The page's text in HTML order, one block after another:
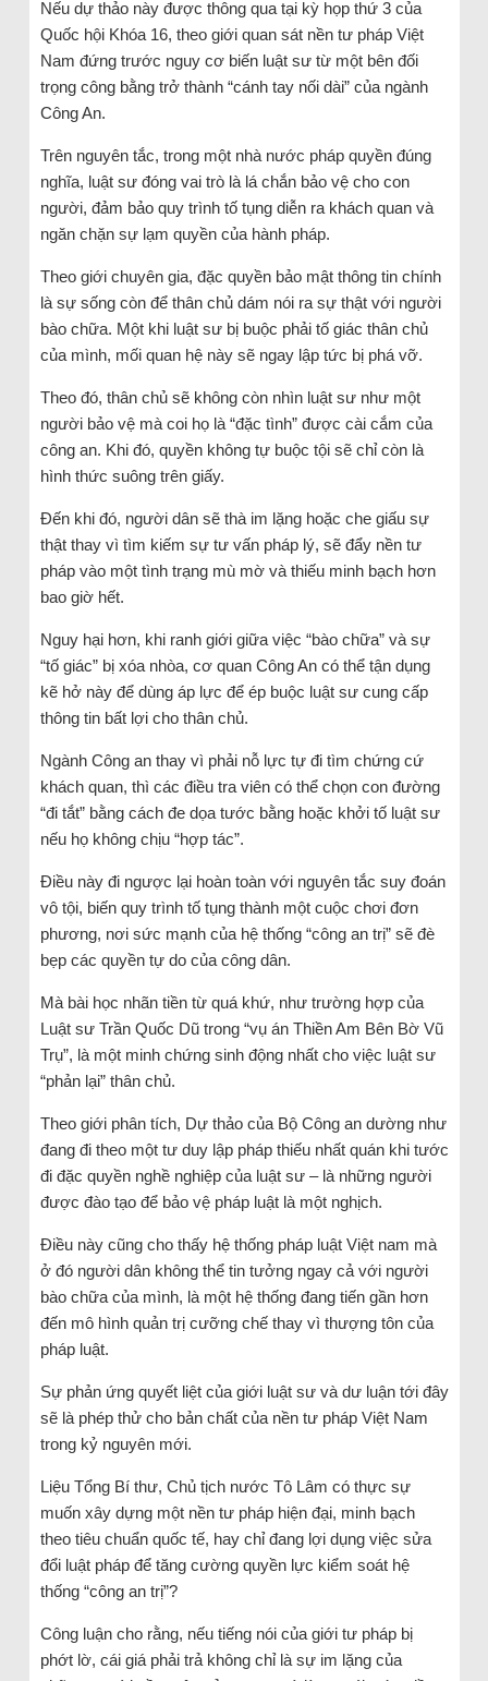
Nếu dự thảo này được thông qua tại kỳ họp thứ 3 của
Quốc hội Khóa 16, theo giới quan sát nền tư pháp Việt
Nam đứng trước nguy cơ biến luật sư từ một bên đối
trọng công bằng trở thành “cánh tay nối dài” của ngành
Công An.
Trên nguyên tắc, trong một nhà nước pháp quyền đúng
nghĩa, luật sư đóng vai trò là lá chắn bảo vệ cho con
người, đảm bảo quy trình tố tụng diễn ra khách quan và
ngăn chặn sự lạm quyền của hành pháp.
Theo giới chuyên gia, đặc quyền bảo mật thông tin chính
là sự sống còn để thân chủ dám nói ra sự thật với người
bào chữa. Một khi luật sư bị buộc phải tố giác thân chủ
của mình, mối quan hệ này sẽ ngay lập tức bị phá vỡ.
Theo đó, thân chủ sẽ không còn nhìn luật sư như một
người bảo vệ mà coi họ là “đặc tình” được cài cắm của
công an. Khi đó, quyền không tự buộc tội sẽ chỉ còn là
hình thức suông trên giấy.
Đến khi đó, người dân sẽ thà im lặng hoặc che giấu sự
thật thay vì tìm kiếm sự tư vấn pháp lý, sẽ đẩy nền tư
pháp vào một tình trạng mù mờ và thiếu minh bạch hơn
bao giờ hết.
Nguy hại hơn, khi ranh giới giữa việc “bào chữa” và sự
“tố giác” bị xóa nhòa, cơ quan Công An có thể tận dụng
kẽ hở này để dùng áp lực để ép buộc luật sư cung cấp
thông tin bất lợi cho thân chủ.
Ngành Công an thay vì phải nỗ lực tự đi tìm chứng cứ
khách quan, thì các điều tra viên có thể chọn con đường
“đi tắt” bằng cách đe dọa tước bằng hoặc khởi tố luật sư
nếu họ không chịu “hợp tác”.
Điều này đi ngược lại hoàn toàn với nguyên tắc suy đoán
vô tội, biến quy trình tố tụng thành một cuộc chơi đơn
phương, nơi sức mạnh của hệ thống “công an trị” sẽ đè
bẹp các quyền tự do của công dân.
Mà bài học nhãn tiền từ quá khứ, như trường hợp của
Luật sư Trần Quốc Dũ trong “vụ án Thiền Am Bên Bờ Vũ
Trụ”, là một minh chứng sinh động nhất cho việc luật sư
“phản lại” thân chủ.
Theo giới phân tích, Dự thảo của Bộ Công an dường như
đang đi theo một tư duy lập pháp thiếu nhất quán khi tước
đi đặc quyền nghề nghiệp của luật sư – là những người
được đào tạo để bảo vệ pháp luật là một nghịch.
Điều này cũng cho thấy hệ thống pháp luật Việt nam mà
ở đó người dân không thể tin tưởng ngay cả với người
bào chữa của mình, là một hệ thống đang tiến gần hơn
đến mô hình quản trị cưỡng chế thay vì thượng tôn của
pháp luật.
Sự phản ứng quyết liệt của giới luật sư và dư luận tới đây
sẽ là phép thử cho bản chất của nền tư pháp Việt Nam
trong kỷ nguyên mới.
Liệu Tổng Bí thư, Chủ tịch nước Tô Lâm có thực sự
muốn xây dựng một nền tư pháp hiện đại, minh bạch
theo tiêu chuẩn quốc tế, hay chỉ đang lợi dụng việc sửa
đổi luật pháp để tăng cường quyền lực kiểm soát hệ
thống “công an trị”?
Công luận cho rằng, nếu tiếng nói của giới tư pháp bị
phớt lờ, cái giá phải trả không chỉ là sự im lặng của